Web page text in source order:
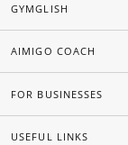
GYMGLISH
AIMIGO COACH
FOR BUSINESSES
USEFUL LINKS